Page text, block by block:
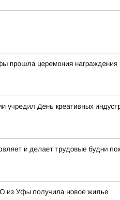
прошла церемония награждения
учредил День креативных
и делает трудовые будни
из Уфы получила новое жилье